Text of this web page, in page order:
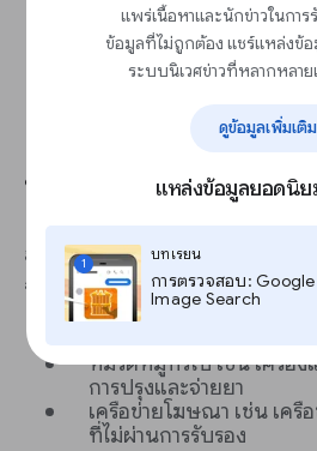
แพร่เนื้อหาและนักข่าวในกา
ข้อมูลที่ไม่ถูกต้อง แชร์แหล่งข้อ
ระบบนิเวศข่าวที่หลากหลาย
ดูข้อมูลเพิ่มเติม
แหล่งข้อมูลยอดนิย
1
บทเรียน
การตรวจสอบ: Google
Image Search
ควบคุมโฆษณาด้วยห
บรรณาธิการ
ป้องกันไม่ให้โฆษณาที่ไม่เหมาะกั
ขึ้น ซึ่งคุณบล็อกได้ตามสิ่งต่อไปนี้
หมวดหมู่ทั่วไป เช่น เครื่อง
การปรุงและจ่ายยา
เครือข่ายโฆษณา เช่น เค
ที่ไม่ผ่านการรับรอง